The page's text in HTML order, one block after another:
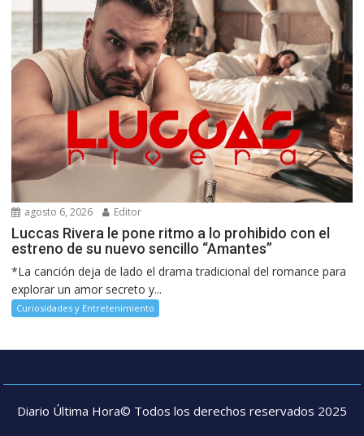
agosto 6, 2026 Editor
Luccas Rivera le pone ritmo a lo prohibido con el
estreno de su nuevo sencillo “Amantes”
*La canción deja de lado el drama tradicional del romance para
explorar un amor secreto y...
Curiosidades y Entretenimiento
Diario Última Hora© Todos los derechos reservados 2025